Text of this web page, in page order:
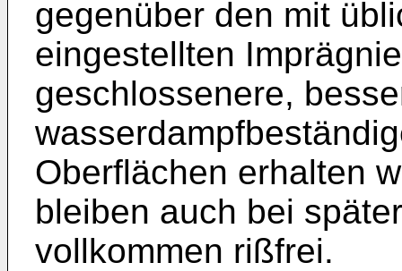
gegenüber den mit
eingestellten
geschlossenere,
Oberflächen erhalten
bleiben auch bei
vollkommen rißfrei.